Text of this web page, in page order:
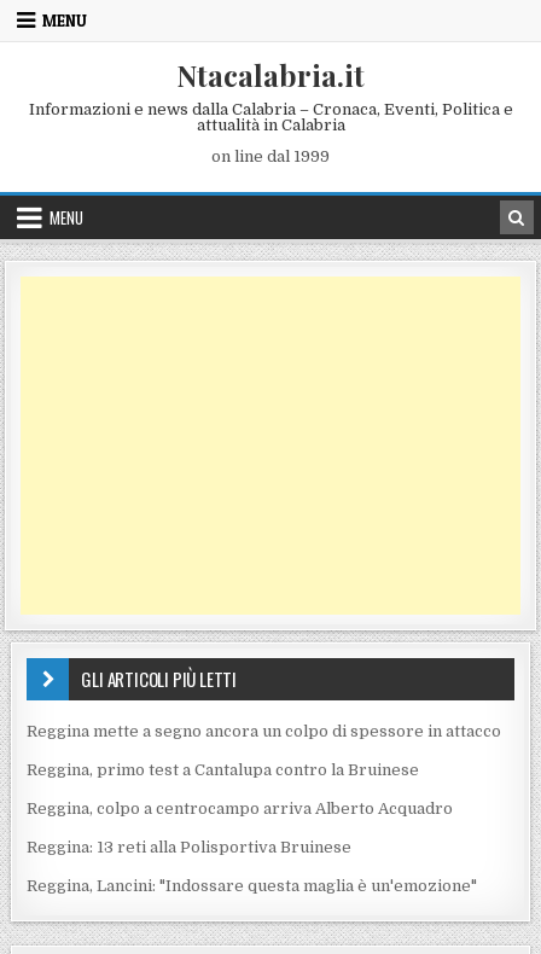
Skip to content
MENU
Ntacalabria.it
Informazioni e news dalla Calabria – Cronaca, Eventi, Politica e
attualità in Calabria
on line dal 1999
MENU
GLI ARTICOLI PIÙ LETTI
Reggina mette a segno ancora un colpo di spessore in attacco
Reggina, primo test a Cantalupa contro la Bruinese
Reggina, colpo a centrocampo arriva Alberto Acquadro
Reggina: 13 reti alla Polisportiva Bruinese
Reggina, Lancini: "Indossare questa maglia è un'emozione"